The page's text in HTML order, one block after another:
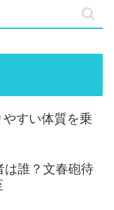
すい体質を乗
は誰？文春砲待